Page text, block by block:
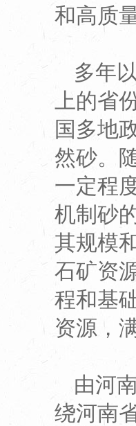
和高质
多年
上的省
国多地
然砂。
一定程
机制砂
其规模
石矿资
程和基
资源，
由河
绕河南